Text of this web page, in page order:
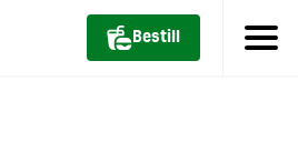
Bestill